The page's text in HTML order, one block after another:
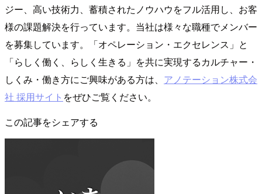
ジー、高い技術力、蓄積されたノウハウをフル活用し、お客
様の課題解決を行っています。当社は様々な職種でメンバー
を募集しています。「オペレーション・エクセレンス」と
「らしく働く、らしく生きる」を共に実現するカルチャー・
しくみ・働き方にご興味がある方は、 アノテーション株式会
社 採用サイト をぜひご覧ください。
この記事をシェアする